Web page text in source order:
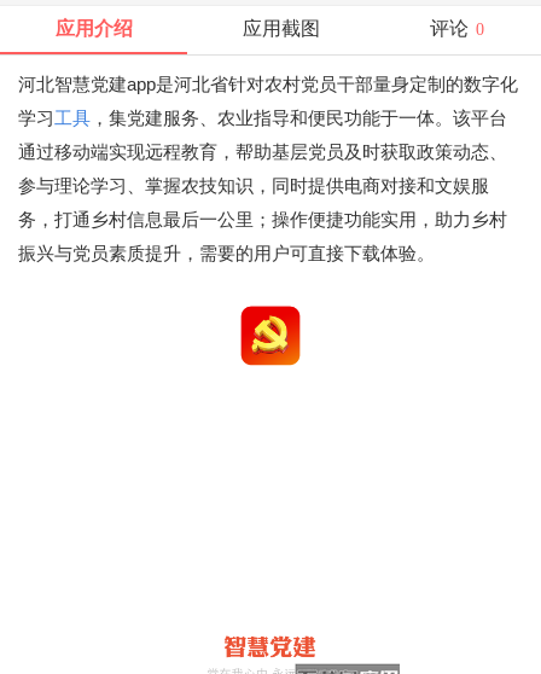
应用介绍 应用截图 评论 0
河北智慧党建app是河北省针对农村党员干部量身定制的数字化
学习工具 ，集党建服务、农业指导和便民功能于一体。该平台
通过移动端实现远程教育，帮助基层党员及时获取政策动态、
参与理论学习、掌握农技知识，同时提供电商对接和文娱服
务，打通乡村信息最后一公里；操作便捷功能实用，助力乡村
振兴与党员素质提升，需要的用户可直接下载体验。